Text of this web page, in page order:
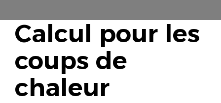
Calcul pour les
coups de
chaleur